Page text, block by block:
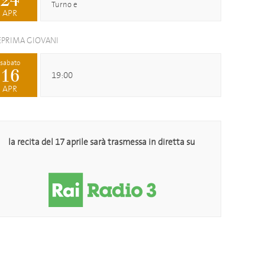
APR
Turno e
GIOVANI
sabato
16
APR
19:00
la recita del 17 aprile sarà trasmessa in diretta su